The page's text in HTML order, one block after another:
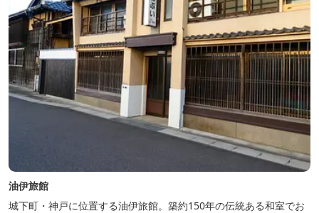
油伊旅館
城下町・神戸に位置する油伊旅館。築約150年の伝統ある和室でお